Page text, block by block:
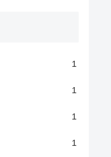
1
1
1
1